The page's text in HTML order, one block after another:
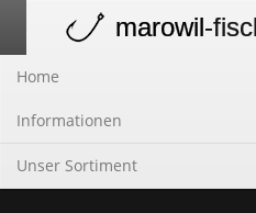
navigation
marowil-
Home
Informationen
Unser Sortiment